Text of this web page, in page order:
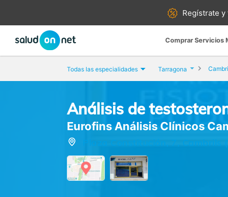
Regístrate y
Comprar Servicios
Todas las especialidades Tarragona
Análisis de
Eurofins Análisis Clínicos